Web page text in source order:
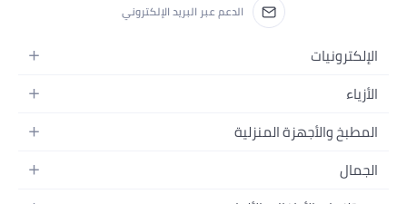
الدعم عبر البريد الإلكتروني
الإلكترونيات
الجوالات
اللابتوبات
الأجهزة المنزلية
الأزياء
أزياء نسائية
أزياء البنات
المطبخ والأجهزة المنزلية
الحمام
الجمال